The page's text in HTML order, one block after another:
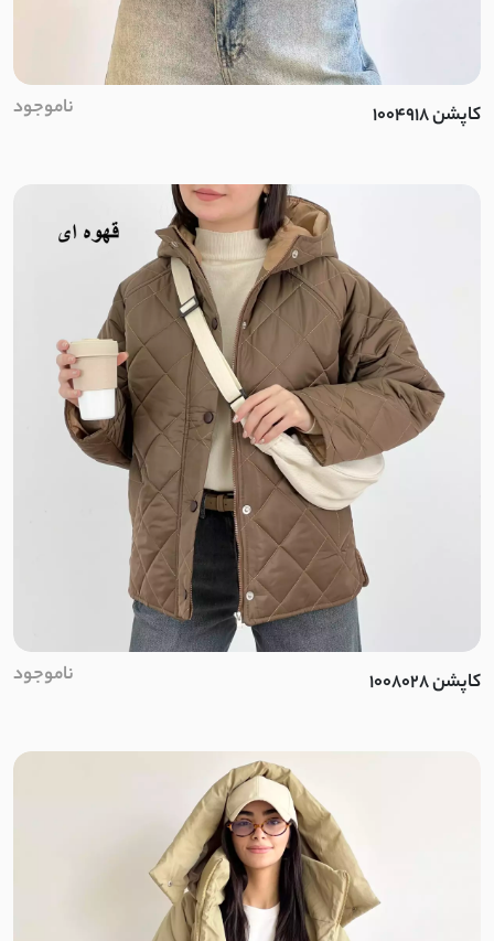
نخ سنگشور
چکنده کشی
کشی پفکی
نخ تنسل
لینن حریر
مراکشی کشی
شمعی
لینن سنگشور
نخی کوک دوزی
بافت ظریف
نخ و پنبه ضخیم
کاپشن 1004918 ناموجود
کاپشن 1008028 ناموجود